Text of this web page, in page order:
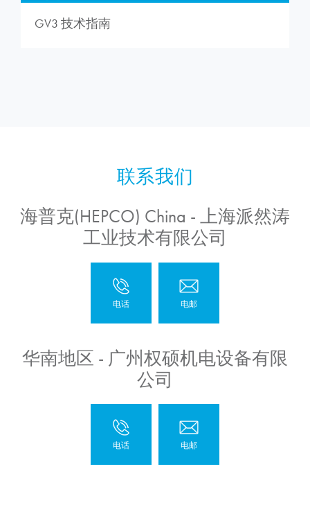
GV3 技术指南
海普克(HEPCO) China - 上海派然涛
工业技术有限公司
华南地区 - 广州权硕机电设备有限
公司